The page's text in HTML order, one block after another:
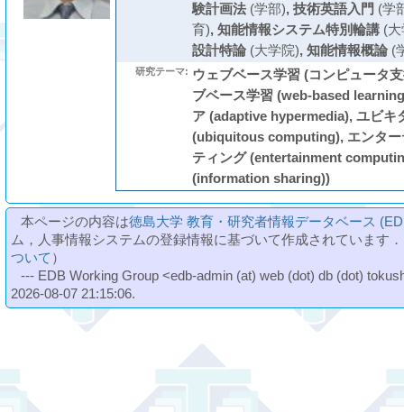
験計画法(学部), 技術英語入門 (学
育), 知能情報システム特別輪講(大
設計特論(大学院), 知能情報概論(
研究テーマ: ウェブベース学習 (コンピュータ
ブベース学習 (web-based
ア (adaptive hypermedia), ユビキ
(ubiquitous computing), エンター
ティング (entertainment
(information sharing))
本ページの内容は徳島大学 教育・研究者情報データベース
ム，人事情報システムの登録情報に基づいて作成されています
ついて ）
--- EDB Working Group <edb-admin (at) web (dot) db (dot)
2026-08-07 21:15:06.